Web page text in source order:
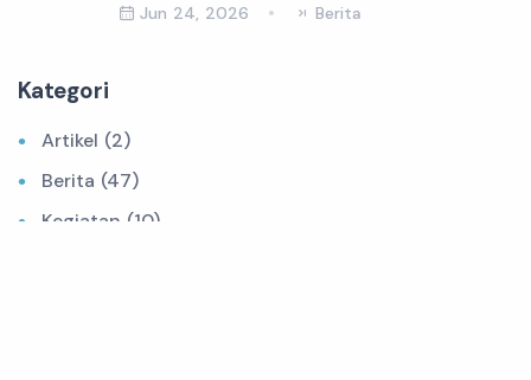
Jun 24, 2026 Berita
Kategori
Artikel (2)
Berita (47)
Kegiatan (10)